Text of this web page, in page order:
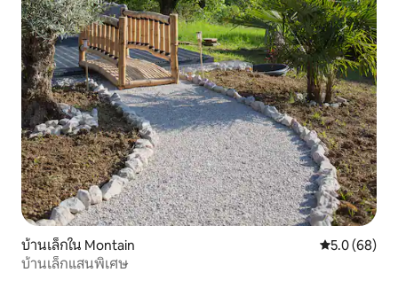
บ้านเล็กใน Montain คะแนนเฉลี่ย
5.0 (68)
บ้านเล็กแสนพิเศษ